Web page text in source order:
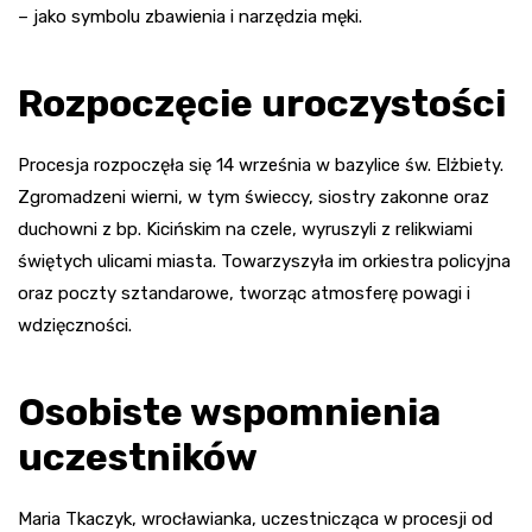
– jako symbolu zbawienia i narzędzia męki.
Rozpoczęcie uroczystości
Procesja rozpoczęła się 14 września w bazylice św. Elżbiety.
Zgromadzeni wierni, w tym świeccy, siostry zakonne oraz
duchowni z bp. Kicińskim na czele, wyruszyli z relikwiami
świętych ulicami miasta. Towarzyszyła im orkiestra policyjna
oraz poczty sztandarowe, tworząc atmosferę powagi i
wdzięczności.
Osobiste wspomnienia
uczestników
Maria Tkaczyk, wrocławianka, uczestnicząca w procesji od